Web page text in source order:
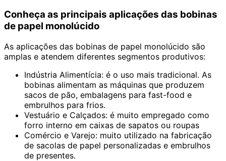
Conheça as principais aplicações das bobinas
de papel monolúcido
As aplicações das bobinas de papel monolúcido são
amplas e atendem diferentes segmentos produtivos:
Indústria Alimentícia: é o uso mais tradicional. As
bobinas alimentam as máquinas que produzem
sacos de pão, embalagens para fast-food e
embrulhos para frios.
Vestuário e Calçados: é muito empregado como
forro interno em caixas de sapatos ou roupas
Comércio e Varejo: muito utilizado na fabricação
de sacolas de papel personalizadas e embrulhos
de presentes.